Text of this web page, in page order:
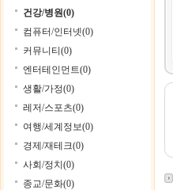
건강/병원(0)
컴퓨터/인터넷(0)
커뮤니티(0)
엔터테인먼트(0)
생활/가정(0)
레저/스포츠(0)
여행/세계정보(0)
경제/재테크(0)
사회/정치(0)
종교/문화(0)